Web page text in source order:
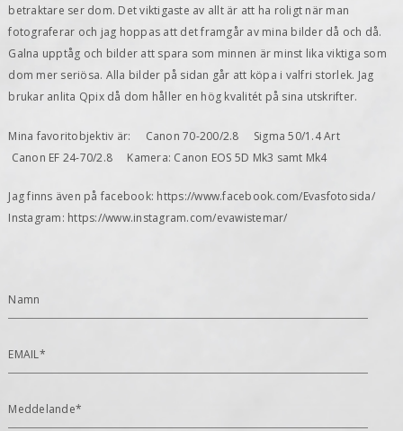
betraktare ser dom. Det viktigaste av allt är att ha roligt när man
fotograferar och jag hoppas att det framgår av mina bilder då och då.
Galna upptåg och bilder att spara som minnen är minst lika viktiga som
dom mer seriösa. Alla bilder på sidan går att köpa i valfri storlek. Jag
brukar anlita Qpix då dom håller en hög kvalitét på sina utskrifter.
Mina favoritobjektiv är: Canon 70-200/2.8 Sigma 50/1.4 Art
Canon EF 24-70/2.8 Kamera: Canon EOS 5D Mk3 samt Mk4
Jag finns även på facebook: https://www.facebook.com/Evasfotosida/
Instagram: https://www.instagram.com/evawistemar/
Namn
EMAIL*
Meddelande*